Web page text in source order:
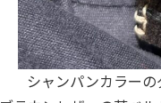
シャンパンカラーの